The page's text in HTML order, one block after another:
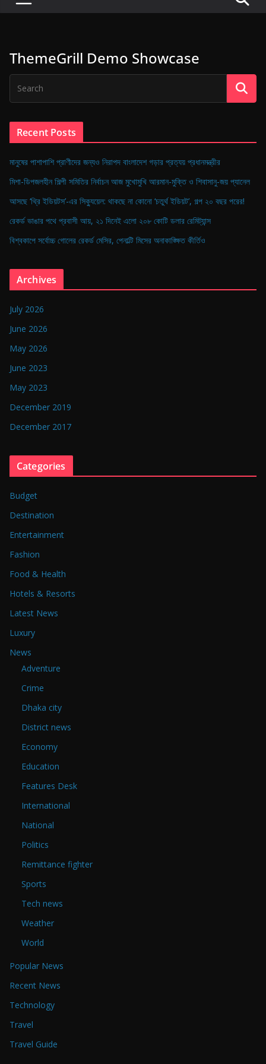
s
e
f
D
i
g
a
l
B
n
g
ThemeGrill Demo Showcase
Recent Posts
মানুষের পাশাপাশি প্রাণীদের জন্যও নিরাপদ বাংলাদেশ গড়ার প্রত্যয় প্রধানমন্ত্রীর
মিশা-ডিপজলহীন শিল্পী সমিতির নির্বাচন আজ মুখোমুখি আরমান-মুক্তি ও শিবাসানু-জয় প্যানেল
আসছে ‘থ্রি ইডিয়টস’-এর সিক্যুয়েল: থাকছে না কোনো ‘চতুর্থ ইডিয়ট’, গল্প ২০ বছর পরের!
রেকর্ড ভাঙার পথে প্রবাসী আয়, ২১ দিনেই এলো ২০৮ কোটি ডলার রেমিট্যান্স
বিশ্বকাপে সর্বোচ্চ গোলের রেকর্ড মেসির, পেনাল্টি মিসের অনাকাঙ্ক্ষিত কীর্তিও
Archives
July 2026
June 2026
May 2026
June 2023
May 2023
December 2019
December 2017
Categories
Budget
Destination
Entertainment
Fashion
Food & Health
Hotels & Resorts
Latest News
Luxury
News
Adventure
Crime
Dhaka city
District news
Economy
Education
Features Desk
International
National
Politics
Remittance fighter
Sports
Tech news
Weather
World
Popular News
Recent News
Technology
Travel
Travel Guide